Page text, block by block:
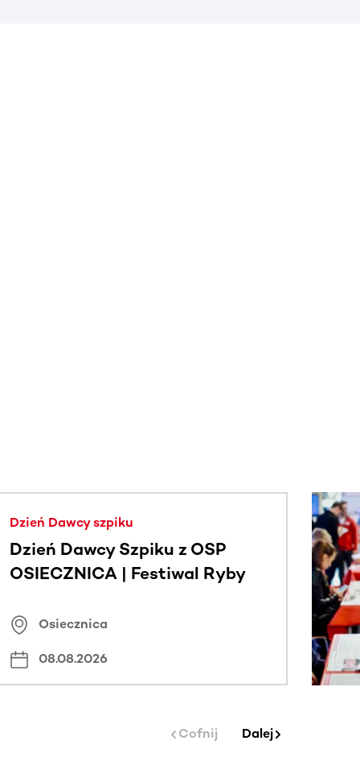
Dzień Dawcy szpiku
Dzień Dawcy Szpiku z OSP
OSIECZNICA | Festiwal Ryby
Osiecznica
08.08.2026
Cofnij Dalej